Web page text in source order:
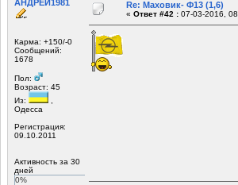
АНДРЕЙ1981
Карма: +150/-0
Сообщений:
1678
Пол:
Возраст: 45
Из:
Одесса
Регистрация:
09.10.2011
Активность за 30
дней
0%
Re: Маховик- Ф13 (1,6)
« Ответ #42 : 07-03-2016,